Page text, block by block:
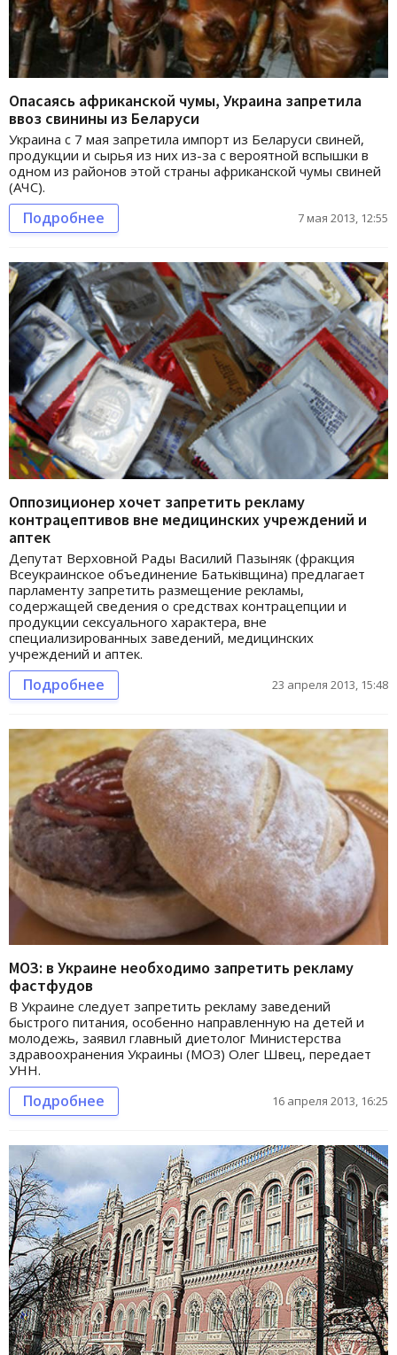
Опасаясь африканской чумы, Украина запретила
ввоз свинины из Беларуси
Украина с 7 мая запретила импорт из Беларуси свиней,
продукции и сырья из них из-за с вероятной вспышки в
одном из районов этой страны африканской чумы свиней
(АЧС).
Подробнее 7 мая 2013, 12:55
Оппозиционер хочет запретить рекламу
контрацептивов вне медицинских учреждений и
аптек
Депутат Верховной Рады Василий Пазыняк (фракция
Всеукраинское объединение Батьківщина) предлагает
парламенту запретить размещение рекламы,
содержащей сведения о средствах контрацепции и
продукции сексуального характера, вне
специализированных заведений, медицинских
учреждений и аптек.
Подробнее 23 апреля 2013, 15:48
МОЗ: в Украине необходимо запретить рекламу
фастфудов
В Украине следует запретить рекламу заведений
быстрого питания, особенно направленную на детей и
молодежь, заявил главный диетолог Министерства
здравоохранения Украины (МОЗ) Олег Швец, передает
УНН.
Подробнее 16 апреля 2013, 16:25